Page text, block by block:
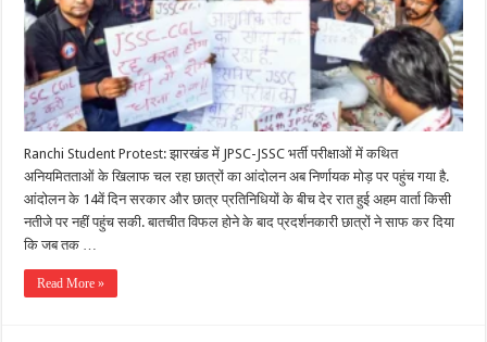
Ranchi Student Protest: झारखंड में JPSC-JSSC भर्ती परीक्षाओं में कथित
अनियमितताओं के खिलाफ चल रहा छात्रों का आंदोलन अब निर्णायक मोड़ पर पहुंच गया है.
आंदोलन के 14वें दिन सरकार और छात्र प्रतिनिधियों के बीच देर रात हुई अहम वार्ता किसी
नतीजे पर नहीं पहुंच सकी. बातचीत विफल होने के बाद प्रदर्शनकारी छात्रों ने साफ कर दिया
कि जब तक …
Read More »